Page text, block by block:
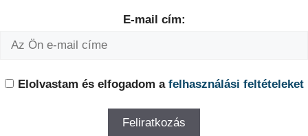
E-mail cím:
Elolvastam és elfogadom a felhasználási feltételeket